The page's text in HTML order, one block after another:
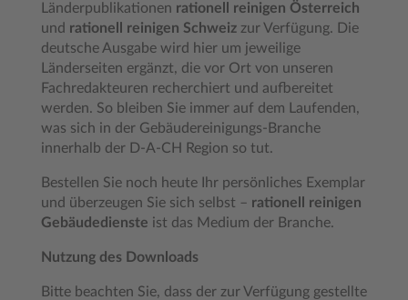
Länderpublikationen rationell reinigen Österreich
und rationell reinigen Schweiz zur Verfügung. Die
deutsche Ausgabe wird hier um jeweilige
Länderseiten ergänzt, die vor Ort von unseren
Fachredakteuren recherchiert und aufbereitet
werden. So bleiben Sie immer auf dem Laufenden,
was sich in der Gebäudereinigungs-Branche
innerhalb der D-A-CH Region so tut.
Bestellen Sie noch heute Ihr persönliches Exemplar
und überzeugen Sie sich selbst – rationell reinigen
Gebäudedienste ist das Medium der Branche.
Nutzung des Downloads
Bitte beachten Sie, dass der zur Verfügung gestellte